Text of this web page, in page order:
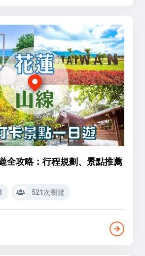
全攻略：行程規劃、景點推薦
521次瀏覽